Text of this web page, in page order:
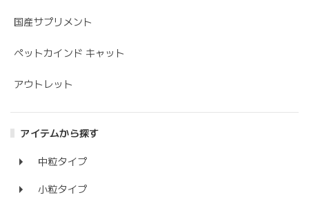
国産サプリメント
ペットカインド キャット
アウトレット
アイテムから探す
中粒タイプ
小粒タイプ